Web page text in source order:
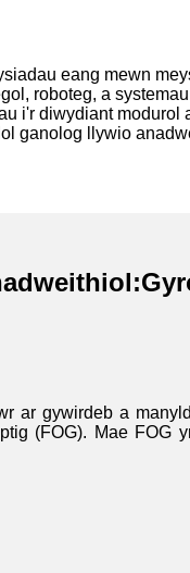
eang mewn
roboteg, a
i'r diwydiant
ganolog llywio
ar gywirdeb a
(FOG). Mae